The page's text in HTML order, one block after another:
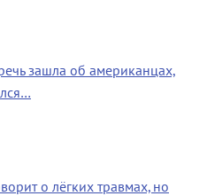
зашла об американцах,
о лёгких травмах, но